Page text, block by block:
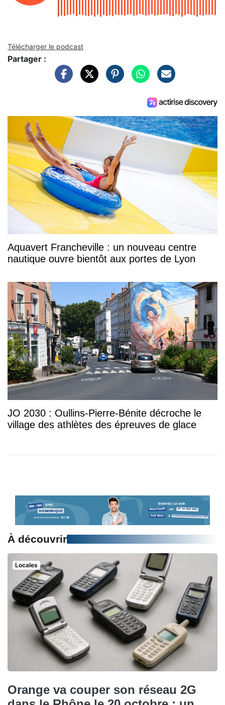
Télécharger le podcast
Partager :
Aquavert Francheville : un nouveau centre
nautique ouvre bientôt aux portes de Lyon
JO 2030 : Oullins-Pierre-Bénite décroche le
village des athlètes des épreuves de glace
À découvrir
Locales
Orange va couper son réseau 2G